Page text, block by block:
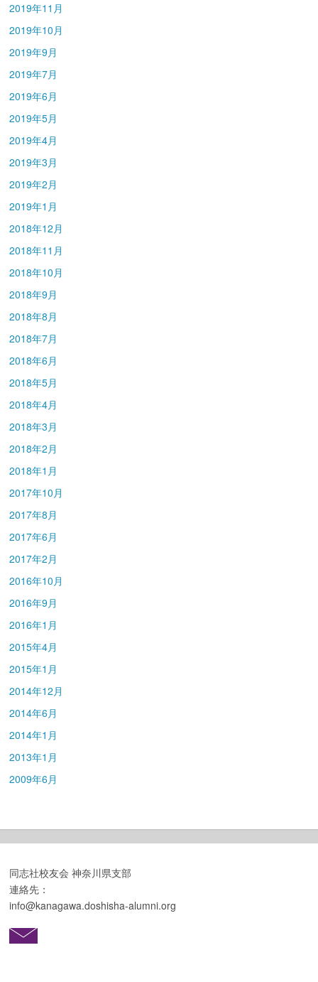
2019年11月
2019年10月
2019年9月
2019年7月
2019年6月
2019年5月
2019年4月
2019年3月
2019年2月
2019年1月
2018年12月
2018年11月
2018年10月
2018年9月
2018年8月
2018年7月
2018年6月
2018年5月
2018年4月
2018年3月
2018年2月
2018年1月
2017年10月
2017年8月
2017年6月
2017年2月
2016年10月
2016年9月
2016年1月
2015年4月
2015年1月
2014年12月
2014年6月
2014年1月
2013年1月
2009年6月
同志社校友会 神奈川県支部
連絡先：
info@kanagawa.doshisha-alumni.org